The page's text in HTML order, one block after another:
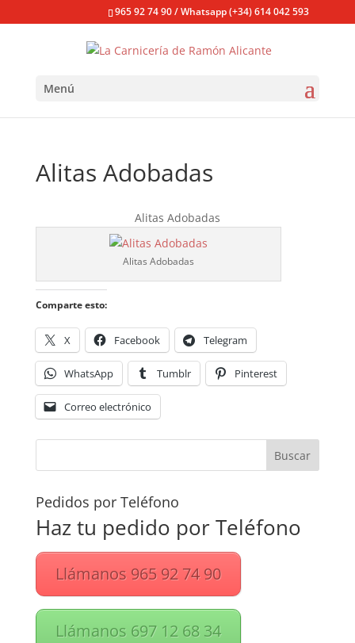
965 92 74 90 / Whatsapp (+34) 614 042 593
Menú
Alitas Adobadas
Alitas Adobadas
Alitas Adobadas
Comparte esto:
X Facebook Telegram
WhatsApp Tumblr Pinterest
Correo electrónico
Pedidos por Teléfono
Haz tu pedido por Teléfono
Llámanos 965 92 74 90
Llámanos 697 12 68 34